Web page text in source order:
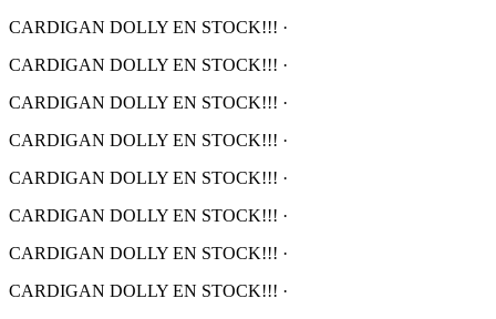
CARDIGAN DOLLY EN STOCK!!! ·
CARDIGAN DOLLY EN STOCK!!! ·
CARDIGAN DOLLY EN STOCK!!! ·
CARDIGAN DOLLY EN STOCK!!! ·
CARDIGAN DOLLY EN STOCK!!! ·
CARDIGAN DOLLY EN STOCK!!! ·
CARDIGAN DOLLY EN STOCK!!! ·
CARDIGAN DOLLY EN STOCK!!! ·